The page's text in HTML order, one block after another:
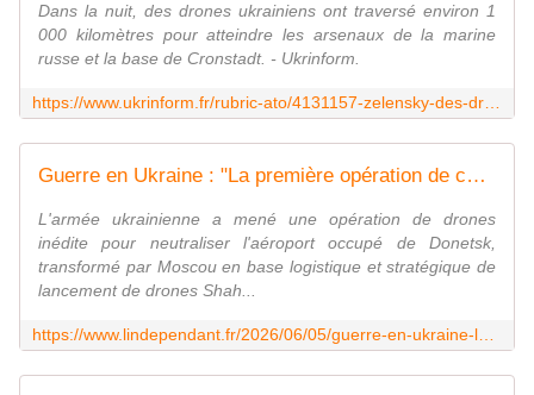
Dans la nuit, des drones ukrainiens ont traversé environ 1
000 kilomètres pour atteindre les arsenaux de la marine
russe et la base de Cronstadt. - Ukrinform.
Guerre en Ukraine : "La première opération de ce type dans l'histoire moderne", l'Ukraine détruit l'aéroport de Donetsk transformé en base de lancement russe pour les drones Shahed
L'armée ukrainienne a mené une opération de drones
inédite pour neutraliser l'aéroport occupé de Donetsk,
transformé par Moscou en base logistique et stratégique de
lancement de drones Shah...